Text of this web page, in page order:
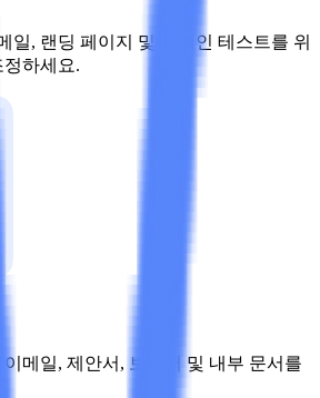
일, 랜딩 페이지 및 캠페인 테스트를 위
하세요.
메일, 제안서, 보고서 및 내부 문서를